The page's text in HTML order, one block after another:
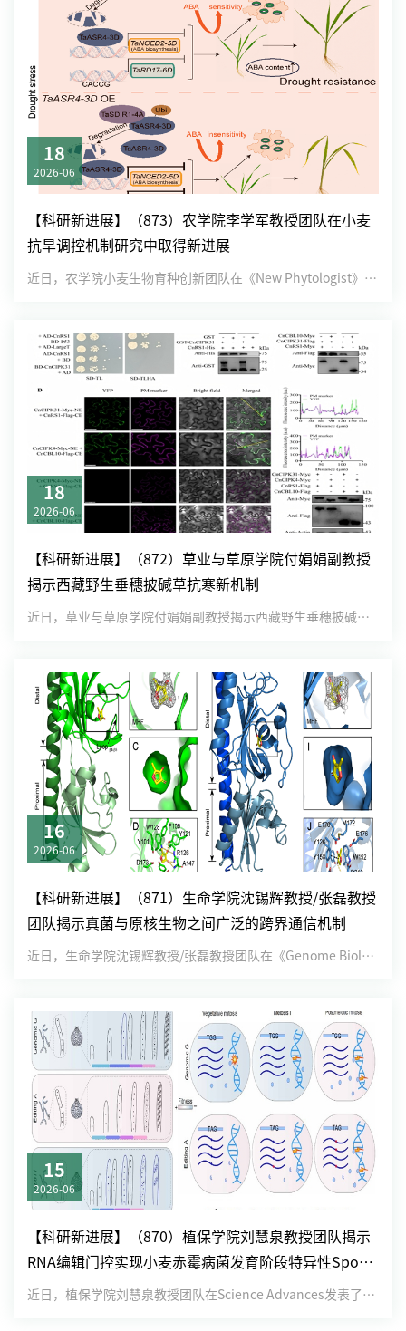
18
2026-06
【科研新进展】（873）农学院李学军教授团队在小麦
抗旱调控机制研究中取得新进展
近日，农学院小麦生物育种创新团队在《New Phytologist》在线发表了题为“The TaSDIR1-4A-...
18
2026-06
【科研新进展】（872）草业与草原学院付娟娟副教授
揭示西藏野生垂穗披碱草抗寒新机制
近日，草业与草原学院付娟娟副教授揭示西藏野生垂穗披碱草抗寒新机制。相关研究成果以“CBL2/4-CIPK31-me...
16
2026-06
【科研新进展】（871）生命学院沈锡辉教授/张磊教授
团队揭示真菌与原核生物之间广泛的跨界通信机制
近日，生命学院沈锡辉教授/张磊教授团队在《Genome Biology》发表了题为“4-Hydroxy-5-met...
15
2026-06
【科研新进展】（870）植保学院刘慧泉教授团队揭示
RNA编辑门控实现小麦赤霉病菌发育阶段特异性Spo11
功能精准调控
近日，植保学院刘慧泉教授团队在Science Advances发表了题为“Adaptive Spo11 RNA e...